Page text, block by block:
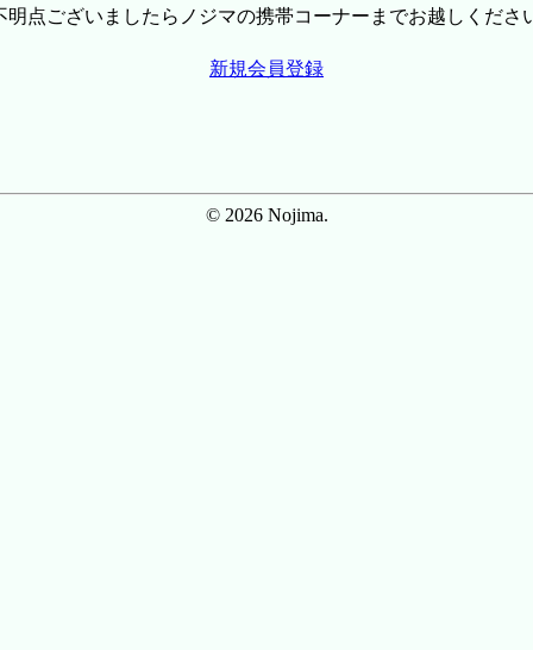
点ございましたらノジマの携帯コーナーまでお越しくださ
新規会員登録
© 2026 Nojima.